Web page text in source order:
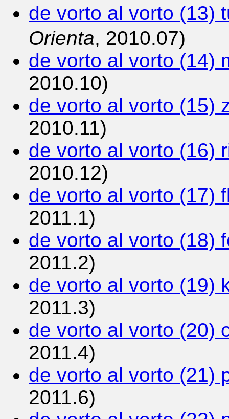
de vorto al vorto (13)
Orienta, 2010.07)
de vorto al vorto (14)
2010.10)
de vorto al vorto (15)
2010.11)
de vorto al vorto (16)
2010.12)
de vorto al vorto (17)
2011.1)
de vorto al vorto (18)
2011.2)
de vorto al vorto (19)
2011.3)
de vorto al vorto (20)
2011.4)
de vorto al vorto (21)
2011.6)